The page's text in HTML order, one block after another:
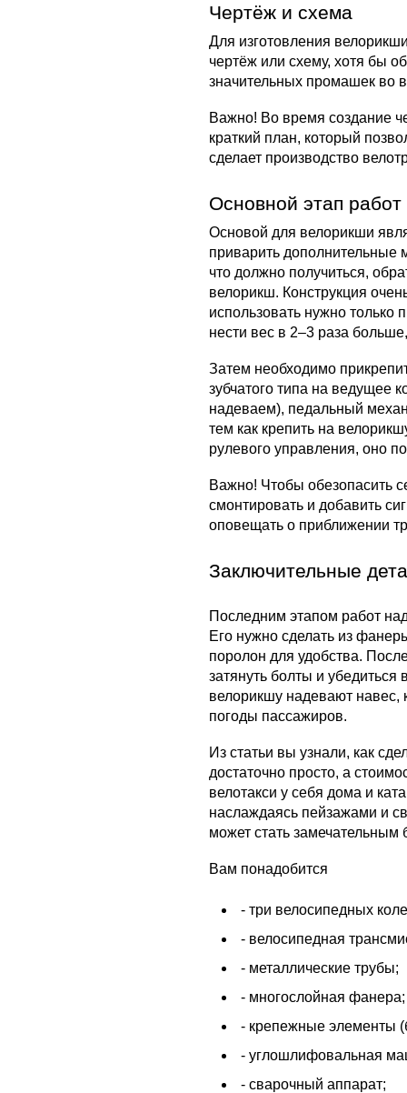
Чертёж и схема
Для изготовления
чертёж или схему, хотя бы
значительных промашек во
Важно! Во время создание
краткий план, который
сделает производство
Основной этап работ
Основой для велорикши
приварить дополнительные
что должно получиться,
велорикш. Конструкция
использовать нужно только
нести вес в 2–3 раза
Затем необходимо
зубчатого типа на ведущее
надеваем), педальный
тем как крепить на
рулевого управления, оно
Важно! Чтобы обезопасить
смонтировать и добавить
оповещать о приближении
Заключительные
Последним этапом работ
Его нужно сделать из
поролон для удобства.
затянуть болты и убедиться
велорикшу надевают навес,
погоды пассажиров.
Из статьи вы узнали, как
достаточно просто, а
велотакси у себя дома и
наслаждаясь пейзажами и
может стать замечательным
Вам понадобится
- три велосипедных
- велосипедная
- металлические трубы;
- многослойная фанера;
- крепежные элементы
- углошлифовальная
- сварочный аппарат;